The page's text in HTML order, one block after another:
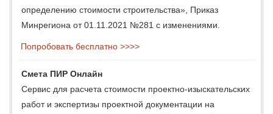
определению стоимости строительства», Приказ
Минрегиона от 01.11.2021 №281 с изменениями.
Попробовать бесплатно >>>>
Смета ПИР Онлайн
Сервис для расчета стоимости проектно-изыскательских
работ и экспертизы проектной документации на